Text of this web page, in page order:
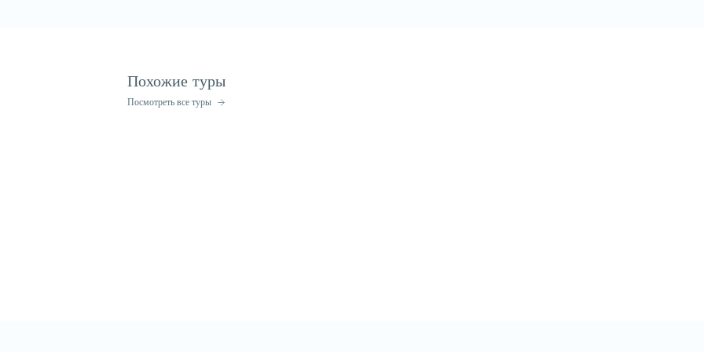
Похожие туры
Посмотреть все туры